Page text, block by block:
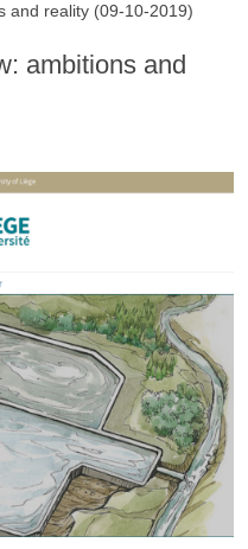
and reality (09-10-2019)
ambitions and